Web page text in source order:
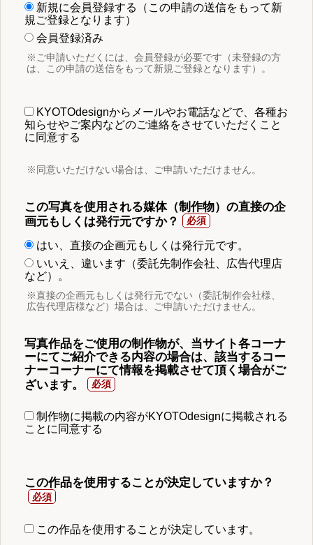
新規に会員登録する（この申請の送信をもって新
規ご登録となります）
会員登録済み
※ご申請いただくには、会員登録が必要です（未登録の方
は、この申請の送信をもって新規ご登録となります）。
KYOTOdesignからメールやお電話などで、各種お
知らせやご案内などのご連絡をさせていただくこと
に同意する
※同意いただけない場合は、ご申請いただけません。
この写真を使用される媒体（制作物）の直接の企
画元もしくは発行元ですか？
はい、直接の企画元もしくは発行元です。
いいえ、違います（委託先制作会社、広告代理店
など）。
※直接の企画元もしくは発行元でない（委託制作会社様、
広告代理店様など）場合は、ご申請いただけません。
写真作品をご使用の制作物が、当サイト各コーナ
ーにてご紹介できる内容の場合は、該当するコー
ナーコーナーにて情報を掲載させて頂く場合がご
ざいます。
制作物に掲載の内容がKYOTOdesignに掲載される
ことに同意する
この作品を使用することが決定していますか？
この作品を使用することが決定しています。